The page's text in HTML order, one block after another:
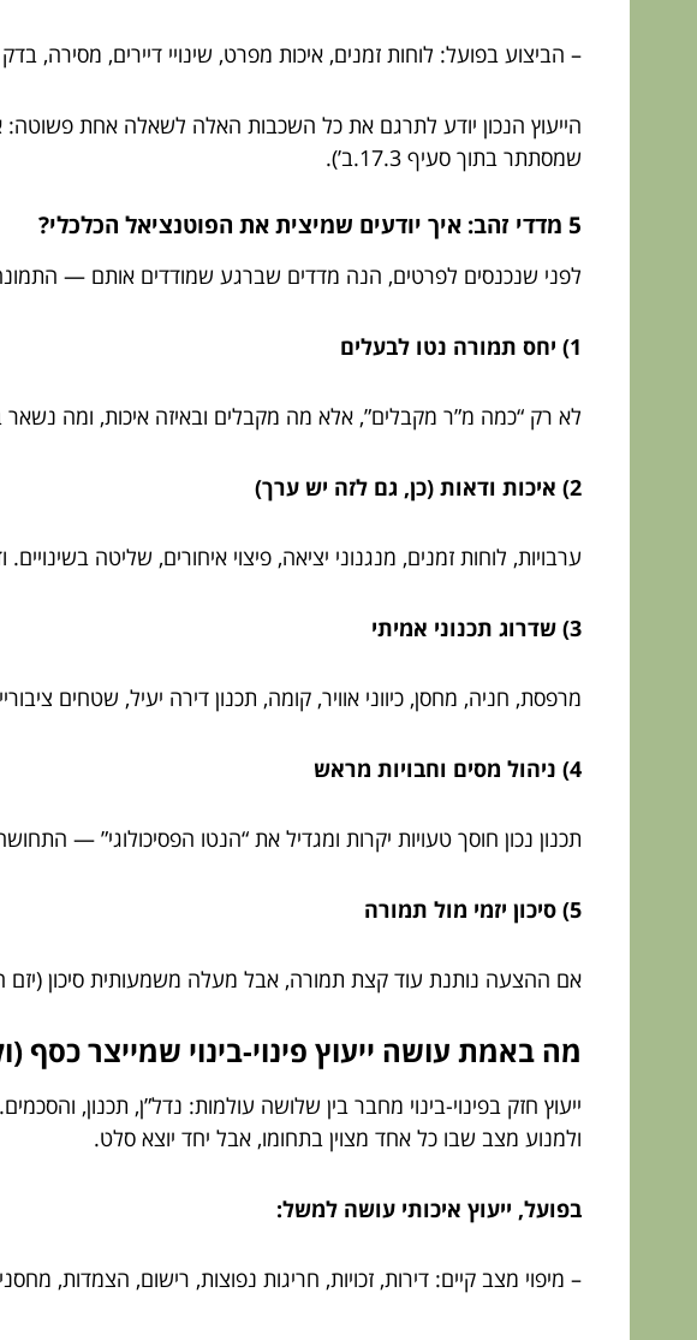
– הביצוע בפועל: לוחות זמנים, איכות מפרט, שינויי דיירים, מסירה, בדק
הייעוץ הנכון יודע לתרגם את כל השכבות האלה לשאלה אחת פשוטה:
שמסתתר בתוך סעיף 17.3.ב’).
5 מדדי זהב: איך יודעים שמיצית את הפוטנציאל הכלכלי?
לפני שנכנסים לפרטים, הנה מדדים שברגע שמודדים אותם —
1) יחס תמורה נטו לבעלים
לא רק “כמה מ”ר מקבלים”, אלא מה מקבלים ובאיזה איכות, ומה נשאר
2) איכות ודאות (כן, גם לזה יש ערך)
ערבויות, לוחות זמנים, מנגנוני יציאה, פיצוי איחורים, שליטה
3) שדרוג תכנוני אמיתי
מרפסת, חניה, מחסן, כיווני אוויר, קומה, תכנון דירה יעיל, שטחים
4) ניהול מסים וחבויות מראש
תכנון נכון חוסך טעויות יקרות ומגדיל את “הנטו הפסיכולוגי” —
5) סיכון יזמי מול תמורה
אם ההצעה נותנת עוד קצת תמורה, אבל מעלה משמעותית סיכון (יזם
מה באמת עושה ייעוץ פינוי-בינוי שמייצר כסף
ייעוץ חזק בפינוי-בינוי מחבר בין שלושה עולמות: נדל”ן, תכנון,
ולמנוע מצב שבו כל אחד מצוין בתחומו, אבל יחד יוצא סלט.
בפועל, ייעוץ איכותי עושה למשל:
– מיפוי מצב קיים: דירות, זכויות, חריגות נפוצות, רישום, הצמדות,